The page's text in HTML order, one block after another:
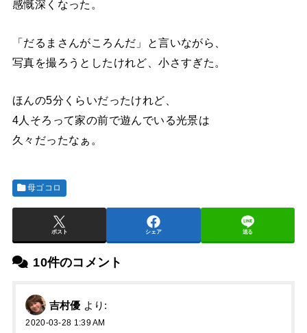
感慨深くなった。
「だるまさんがころんだ」と言いながら、
写真を撮ろうとしたけれど、小さすぎた。
ほんの5分くらいだったけれど、
4人そろって家の前で遊んでいる光景は
久々だったなぁ。
母ゴコロ
ポスト シェア 送る
10件のコメント
吉村優 より:
2020-03-28 1:39 AM